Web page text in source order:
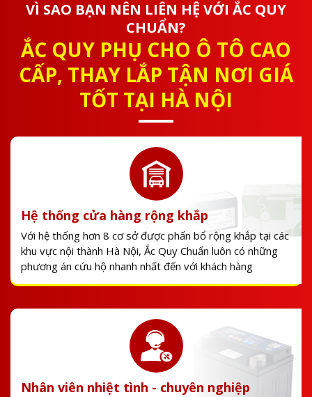
VÌ SAO BẠN NÊN LIÊN HỆ VỚI ẮC QUY
CHUẨN?
ẮC QUY PHỤ CHO Ô TÔ CAO
CẤP, THAY LẮP TẬN NƠI GIÁ
TỐT TẠI HÀ NỘI
Hệ thống cửa hàng rộng khắp
Với hệ thống hơn 8 cơ sở được phấn bổ rộng khắp tại các
khu vực nội thành Hà Nội, Ắc Quy Chuẩn luôn có những
phương án cứu hộ nhanh nhất đến với khách hàng
Nhân viên nhiệt tình - chuyên nghiệp